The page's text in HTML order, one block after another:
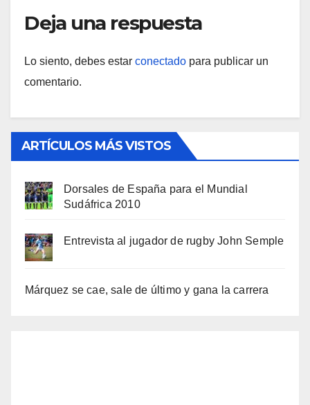
Deja una respuesta
Lo siento, debes estar conectado para publicar un
comentario.
ARTÍCULOS MÁS VISTOS
Dorsales de España para el Mundial
Sudáfrica 2010
Entrevista al jugador de rugby John Semple
Márquez se cae, sale de último y gana la carrera